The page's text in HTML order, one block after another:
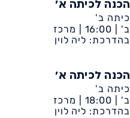
הכנה לכיתה א'
כיתה ב'
ב' | 16:00 |
מרכז
קהילתי דיונה
בהדרכת: ליה לוין
הכנה לכיתה א'
כיתה ב'
ב' | 18:00 |
מרכז
קהילתי דיונה
בהדרכת: ליה לוין